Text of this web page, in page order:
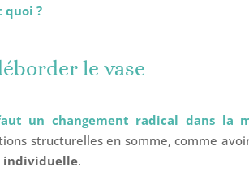
quoi ?
le vase
un changement radical dans la
structurelles en somme, comme
individuelle.